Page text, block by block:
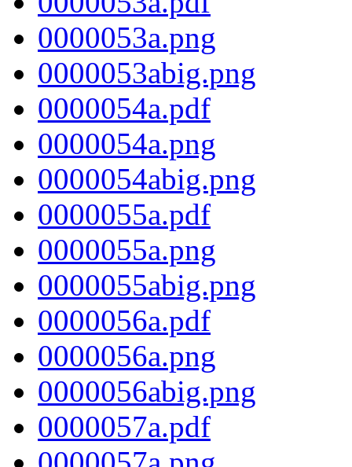
0000053a.png
0000053abig.png
0000054a.pdf
0000054a.png
0000054abig.png
0000055a.pdf
0000055a.png
0000055abig.png
0000056a.pdf
0000056a.png
0000056abig.png
0000057a.pdf